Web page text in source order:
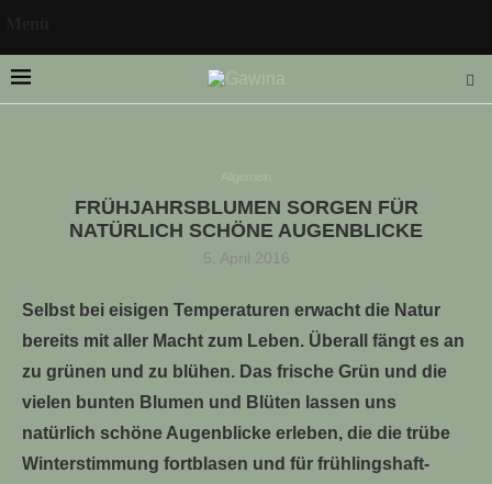
STELLENANGEBOTE!!!
FRÜHJAHRSBLUMEN SORGEN FÜR
NATÜRLICH SCHÖNE AUGENBLICKE
5. April 2016
Selbst bei eisigen Temperaturen erwacht die Natur
bereits mit aller Macht zum Leben. Überall fängt es an
zu grünen und zu blühen. Das frische Grün und die
vielen bunten Blumen und Blüten lassen uns
natürlich schöne Augenblicke erleben, die die trübe
Winterstimmung fortblasen und für frühlingshaft-